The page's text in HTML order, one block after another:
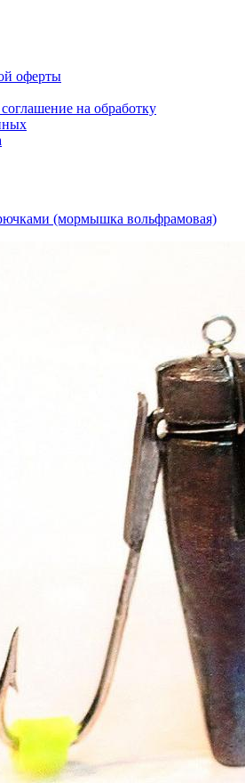
оферты
на обработку
(мормышка вольфрамовая)